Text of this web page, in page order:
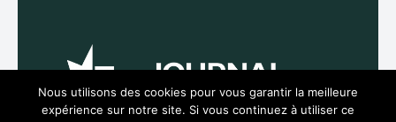
Nous utilisons des cookies pour vous garantir la meilleure
expérience sur notre site. Si vous continuez à utiliser ce